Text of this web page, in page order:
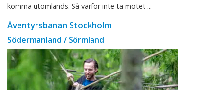
komma utomlands. Så varför inte ta mötet ...
Äventyrsbanan Stockholm
Södermanland / Sörmland